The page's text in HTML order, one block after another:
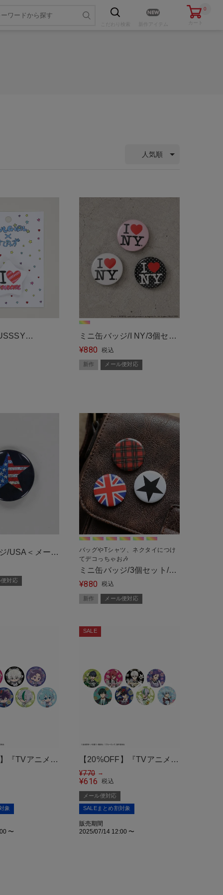
0
カート
人気順
ミニ缶バッジ/I NY/3個セッ
ト＜メール便対応＞
¥880 税込
新作 メール便対応
/USA＜メール
対応
バッグやTシャツ、ネクタイにつけ
てデコっちゃお🎶
ミニ缶バッジ/3個セット/全
6種＜メール便対応＞
¥880 税込
新作 メール便対応
『TVアニメ
象
〜
SALE
【20%OFF】『TVアニメ
ブルーロック Flower
ィングホログラム缶バッジ
＜メール便対応＞
¥770 →
¥616 税込
メール便対応
SALEまとめ割対象
販売期間
2025/07/14 12:00 〜